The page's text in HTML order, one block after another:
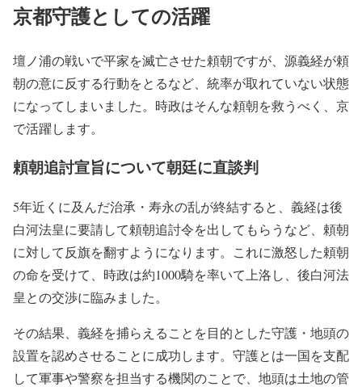
京都守護としての活躍
壇ノ浦の戦いで平家を滅亡させた頼朝ですが、源義経が頼
朝の意に反する行動をとるなど、統率が取れていない状態
になってしまいました。時政はそんな頼朝を救うべく、京
で活躍します。
頼朝追討宣旨について朝廷に直談判
5年近くに及んだ治承・寿永の乱が終結すると、義経は後
白河法皇に要請して頼朝追討令を出してもらうなど、頼朝
に対して反旗を翻すようになります。これに激怒した頼朝
の命を受けて、時政は約1000騎を率いて上洛し、後白河法
皇との交渉に臨みました。
その結果、義経を捕らえることを目的とした守護・地頭の
設置を認めさせることに成功します。守護とは一国を支配
して軍事や警察を担当する機関のことで、地頭は土地の管